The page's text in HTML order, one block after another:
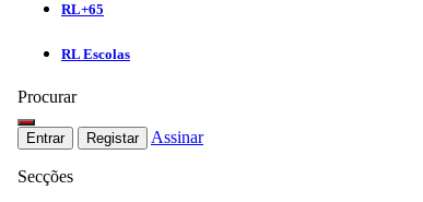
RL+65
RL Escolas
Procurar
Entrar Registar Assinar
Secções